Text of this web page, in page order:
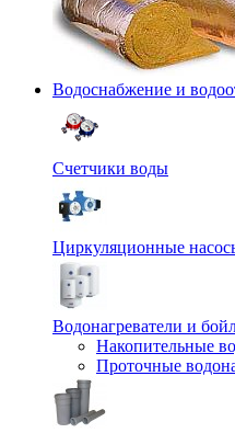
Водоснабжение и
Счетчики воды
Циркуляционные
Водонагреватели и
Накопительные
Проточные